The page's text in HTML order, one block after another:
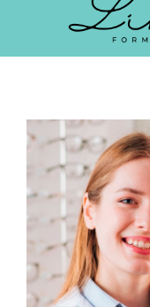
Inicio
Ciclos Formativos
Certificados de
Contacto